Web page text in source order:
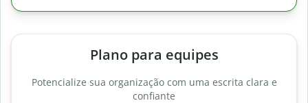
Plano para equipes
Potencialize sua organização com uma escrita clara e
confiante